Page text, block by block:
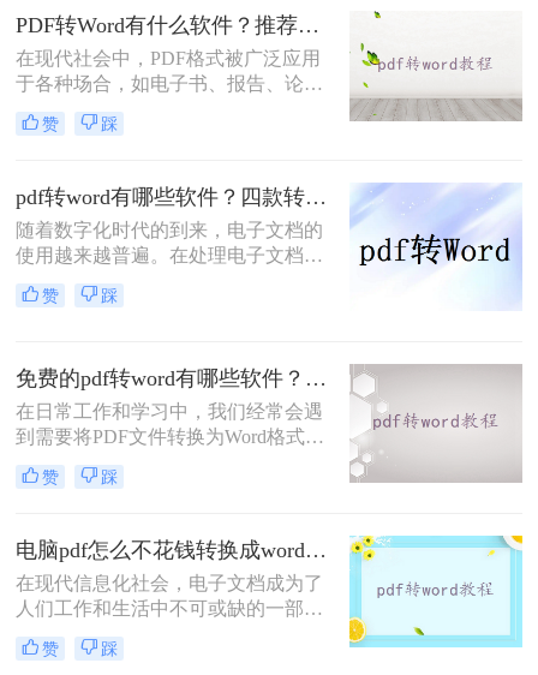
排版格式都乱了，文字也有出错的。
有没有好一点的pdf转word在线免费转
换器哪个好用软件呢？好软件当然是
有的，就看你有没有这个运气遇到
了。给大家介绍一下转转大师PDF转
换器，不管是在线转换格式还是客户
来
PDF转Word有什么软件？推荐几款速实现PDF转Word的利器
在现代社会中，PDF格式被广泛应用
于各种场合，如电子书、报告、论文
等。然而，有时我们需要对PDF文档
进行编辑或修改，而Word是一个非常
什么软件呢？下面将为您推荐几款最
佳软件，让您轻松实现PDF转Word的
需求。
赞 踩
pdf转word有哪些软件？四款转换工具推荐！
随着数字化时代的到来，电子文档的
使用越来越普遍。在处理电子文档的
过程中，我们可能会遇到需要将PDF
文件转换为Word文档的情况。这时
哪些软件呢？下面，我将为您推荐几
款功能强大、操作简便的PDF转Word
软件，希望对您有所帮助。
赞 踩
免费的pdf转word有哪些软件？3款实用软件推荐！
在日常工作和学习中，我们经常会遇
到需要将PDF文件转换为Word格式的
情况。无论是编辑文档、复制文字还
是进一步修改内容，PDF转Word都是
道免费的pdf转word有哪些软件。在本
文中，我们将为大家推荐三款免费实
用的PDF转Word软件，帮助您轻松完
成转换任务。
赞 踩
电脑pdf怎么不花钱转换成word？试试这三个工具！
在现代信息化社会，电子文档成为了
人们工作和生活中不可或缺的一部
分。特别是PDF格式的文档，由于其
跨平台和文档保真度高等特点，广泛
赞 踩